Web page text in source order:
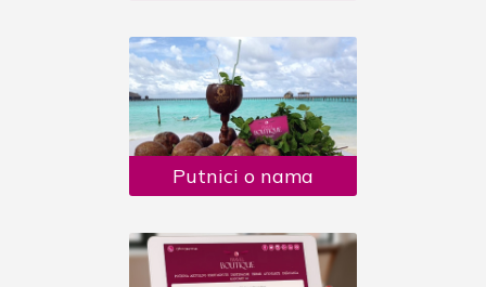
Putnici o nama